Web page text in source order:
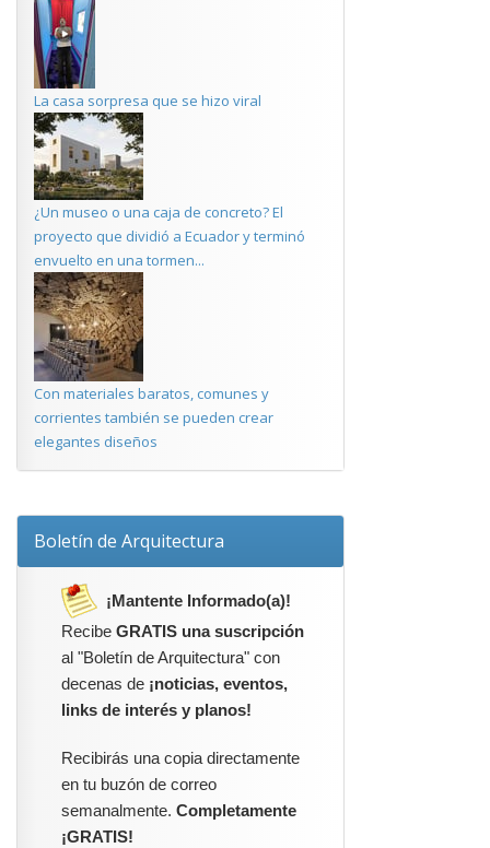
La casa sorpresa que se hizo viral
¿Un museo o una caja de concreto? El
proyecto que dividió a Ecuador y terminó
envuelto en una tormen...
Con materiales baratos, comunes y
corrientes también se pueden crear
elegantes diseños
Boletín de Arquitectura
¡Mantente Informado(a)!
Recibe GRATIS una suscripción
al "Boletín de Arquitectura" con
decenas de ¡noticias, eventos,
links de interés y planos!
Recibirás una copia directamente
en tu buzón de correo
semanalmente. Completamente
¡GRATIS!